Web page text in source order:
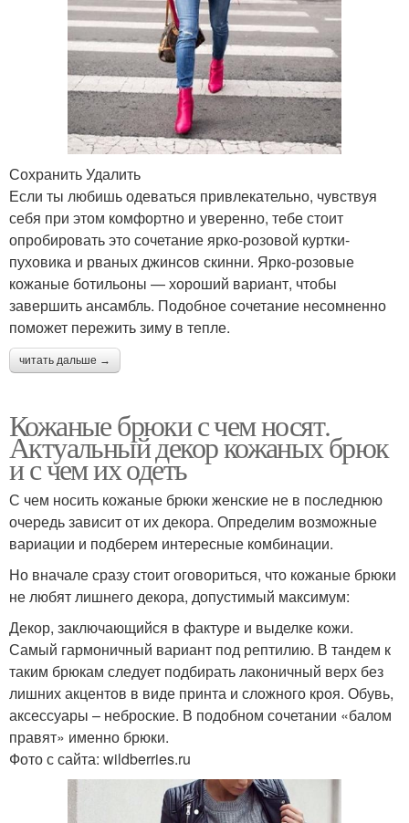
Сохранить Удалить
Если ты любишь одеваться привлекательно, чувствуя
себя при этом комфортно и уверенно, тебе стоит
опробировать это сочетание ярко-розовой куртки-
пуховика и рваных джинсов скинни. Ярко-розовые
кожаные ботильоны — хороший вариант, чтобы
завершить ансамбль. Подобное сочетание несомненно
поможет пережить зиму в тепле.
читать дальше →
Кожаные брюки с чем носят.
Актуальный декор кожаных брюк
и с чем их одеть
С чем носить кожаные брюки женские не в последнюю
очередь зависит от их декора. Определим возможные
вариации и подберем интересные комбинации.
Но вначале сразу стоит оговориться, что кожаные брюки
не любят лишнего декора, допустимый максимум:
Декор, заключающийся в фактуре и выделке кожи.
Самый гармоничный вариант под рептилию. В тандем к
таким брюкам следует подбирать лаконичный верх без
лишних акцентов в виде принта и сложного кроя. Обувь,
аксессуары – неброские. В подобном сочетании «балом
правят» именно брюки.
Фото с сайта: wildberries.ru